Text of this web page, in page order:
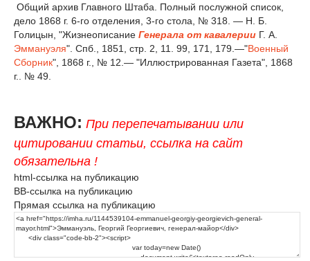
Общий архив Главного Штаба. Полный послужной список,
дело 1868 г. 6-го отделения, 3-го стола, № 318. — Н. Б.
Голицын, "Жизнеописание Генерала от кавалерии Г. А.
Эммануэля". Спб., 1851, стр. 2, 11. 99, 171, 179.—"Военный
Сборник", 1868 г., № 12.— "Иллюстрированная Газета", 1868
г.. № 49.
ВАЖНО: При перепечатывании или
цитировании статьи, ссылка на сайт
обязательна !
html-ссылка на публикацию
BB-ссылка на публикацию
Прямая ссылка на публикацию